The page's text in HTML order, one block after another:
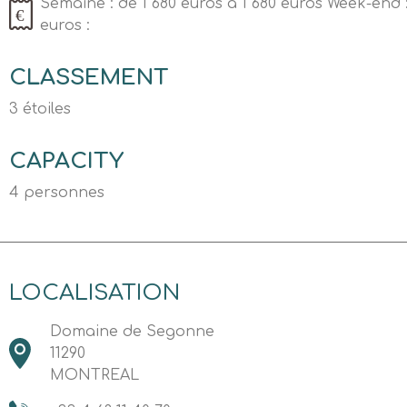
Semaine : de 1 680 euros a 1 680 euros Week-
euros :
CLASSEMENT
3 étoiles
CAPACITY
4 personnes
LOCALISATION
Domaine de Segonne
11290
MONTREAL